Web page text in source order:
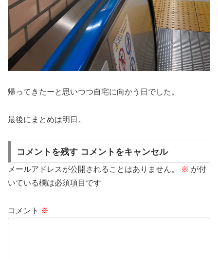
帰ってきたーと思いつつ自宅に向かう日でした。
最後にまとめは明日。
コメントを残す コメントをキャンセル
メールアドレスが公開されることはありません。 ※ が付
いている欄は必須項目です
コメント ※